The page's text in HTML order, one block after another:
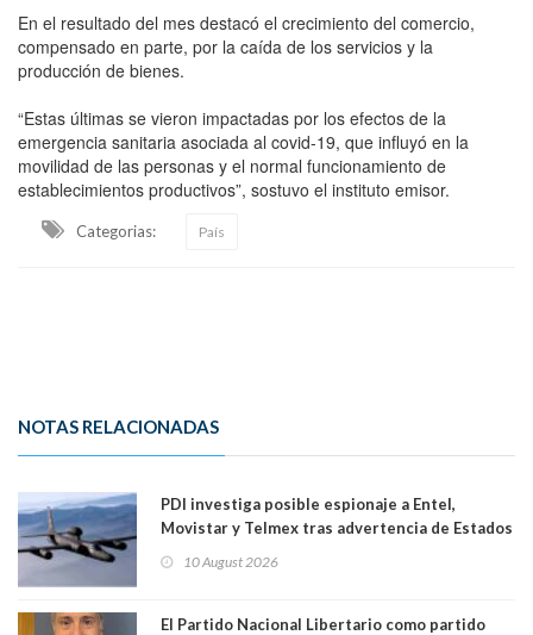
En el resultado del mes destacó el crecimiento del comercio,
compensado en parte, por la caída de los servicios y la
producción de bienes.
“Estas últimas se vieron impactadas por los efectos de la
emergencia sanitaria asociada al covid-19, que influyó en la
movilidad de las personas y el normal funcionamiento de
establecimientos productivos”, sostuvo el instituto emisor.
Categorias: País
NOTAS RELACIONADAS
PDI investiga posible espionaje a Entel,
Movistar y Telmex tras advertencia de Estados
10 August 2026
El Partido Nacional Libertario como partido